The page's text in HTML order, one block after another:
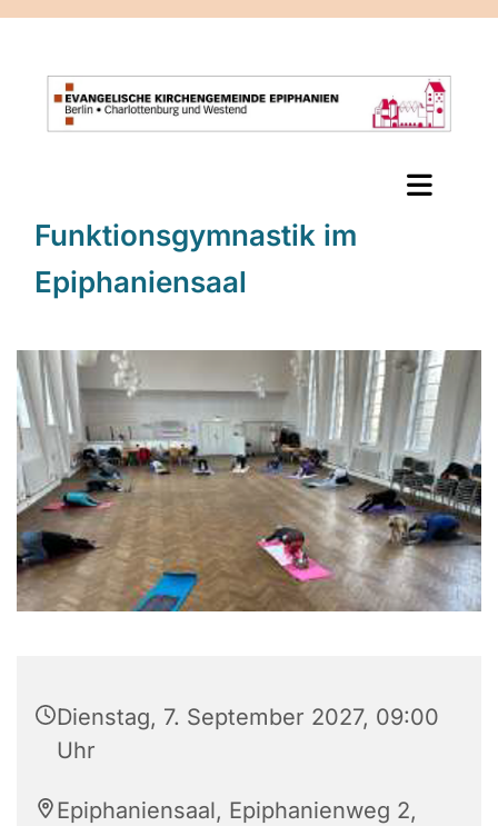
Funktionsgymnastik im
Epiphaniensaal
Dienstag, 7. September 2027, 09:00
Uhr
Epiphaniensaal, Epiphanienweg 2,